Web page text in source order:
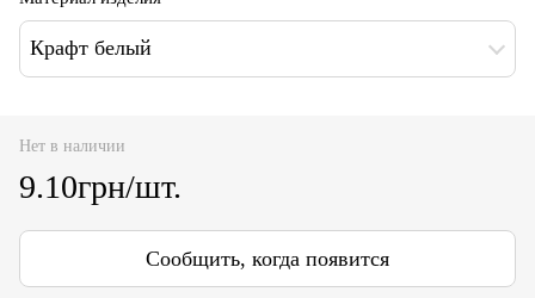
Крафт белый
Нет в наличии
9.10грн/шт.
Сообщить, когда появится